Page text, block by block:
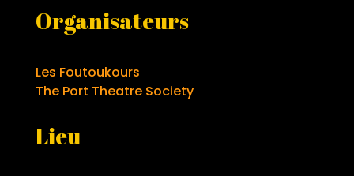
Organisateurs
Les Foutoukours
The Port Theatre Society
Lieu